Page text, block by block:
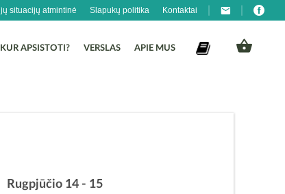
situacijų atmintinė Slapukų politika Kontaktai
KUR APSISTOTI? VERSLAS APIE MUS
Rugpjūčio 14 - 15